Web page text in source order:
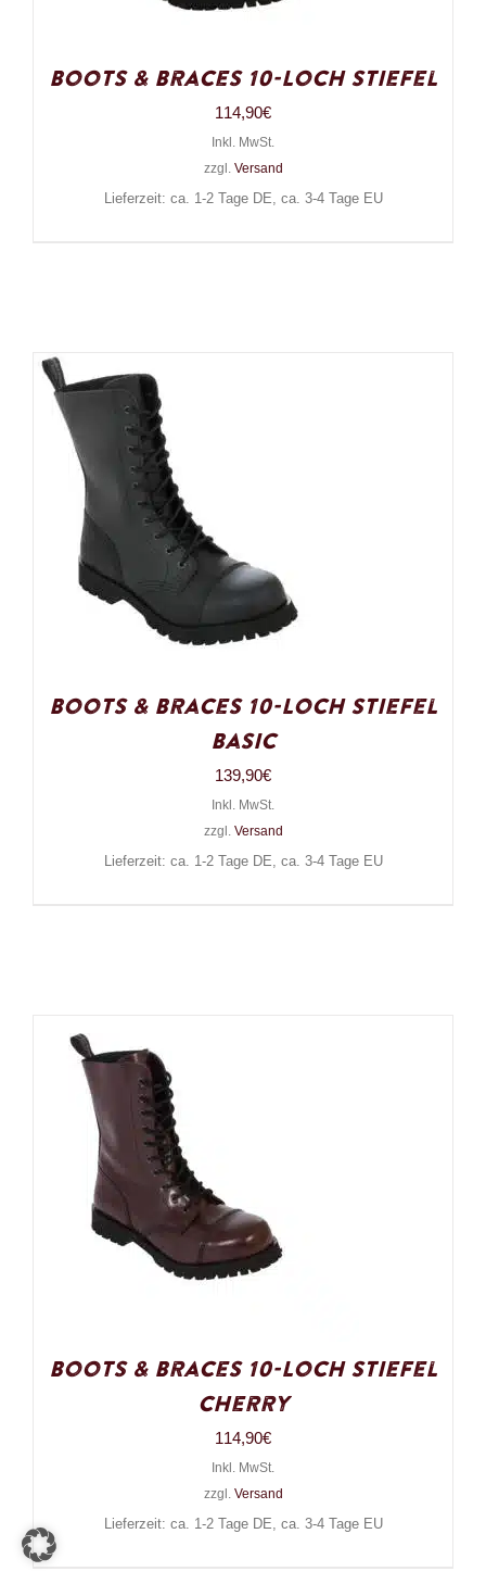
Boots & Braces 10-Loch Stiefel
114,90€
Inkl. MwSt.
zzgl. Versand
Lieferzeit: ca. 1-2 Tage DE, ca. 3-4 Tage EU
Boots & Braces 10-Loch Stiefel
Basic
139,90€
Inkl. MwSt.
zzgl. Versand
Lieferzeit: ca. 1-2 Tage DE, ca. 3-4 Tage EU
Boots & Braces 10-Loch Stiefel
Cherry
114,90€
Inkl. MwSt.
zzgl. Versand
Lieferzeit: ca. 1-2 Tage DE, ca. 3-4 Tage EU